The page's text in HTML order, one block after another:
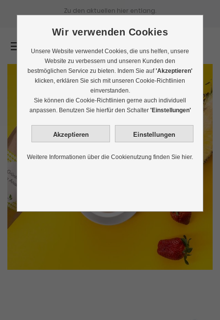
Zu den aktuellen hier entlang.
Wir verwenden Cookies
Unsere Website verwendet Cookies, die uns helfen, unsere
Website zu verbessern und unseren Kunden den
bestmöglichen Service zu bieten. Indem Sie auf'Akzeptieren'
klicken, erklären Sie sich mit unseren Cookie-Richtlinien
einverstanden.
Sie können die Cookie-Richtlinien gerne auch individuell
anpassen. Benutzen Sie hierfür den Schalter 'Einstellungen'
Weitere Informationen über die Cookienutzung finden Sie hier.